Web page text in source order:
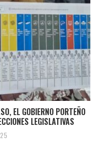
EL GOBIERNO PORTEÑO
LEGISLATIVAS